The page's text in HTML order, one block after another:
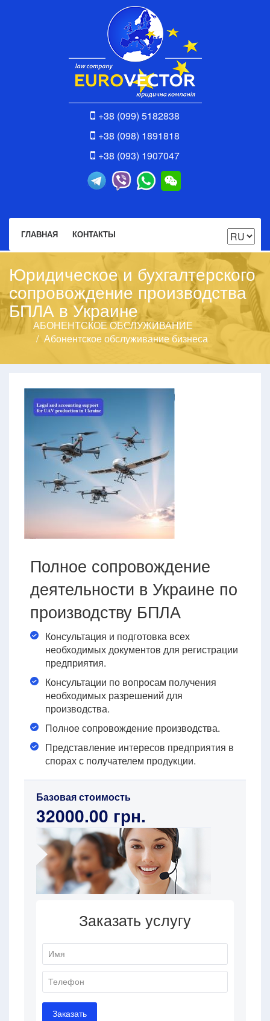
+38 (099) 5182838
+38 (098) 1891818
+38 (093) 1907047
ГЛАВНАЯ КОНТАКТЫ
Юридическое и бухгалтерского
сопровождение производства
БПЛА в Украине
АБОНЕНТСКОЕ ОБСЛУЖИВАНИЕ
Абонентское обслуживание бизнеса
Полное сопровождение
деятельности в Украине по
производству БПЛА
Консультация и подготовка всех
необходимых документов для регистрации
предприятия.
Консультации по вопросам получения
необходимых разрешений для
производства.
Полное сопровождение производства.
Представление интересов предприятия в
спорах с получателем продукции.
Базовая стоимость
32000.00 грн.